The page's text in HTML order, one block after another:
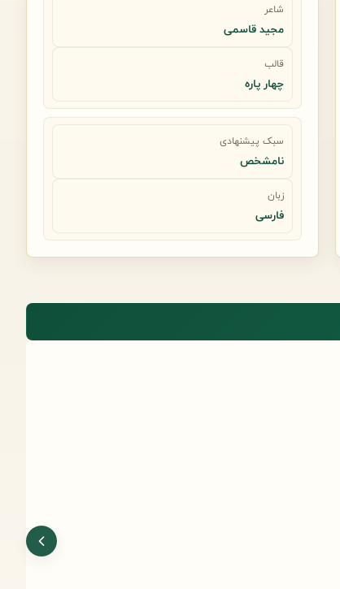
شاعر
مجید قاسمی
قالب
چهار پاره
سبک پیشنهادی
نامشخص
زبان
فارسی